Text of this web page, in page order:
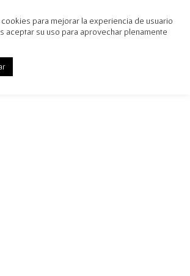
para mejorar la experiencia de usuario
aceptar su uso para aprovechar plenamente